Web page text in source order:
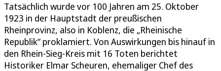
Tatsächlich wurde vor 100 Jahren am 25. Oktober
1923 in der Hauptstadt der preußischen
Rheinprovinz, also in Koblenz, die „Rheinische
Republik“ proklamiert. Von Auswirkungen bis hinauf in
den Rhein-Sieg-Kreis mit 16 Toten berichtet
Historiker Elmar Scheuren, ehemaliger Chef des